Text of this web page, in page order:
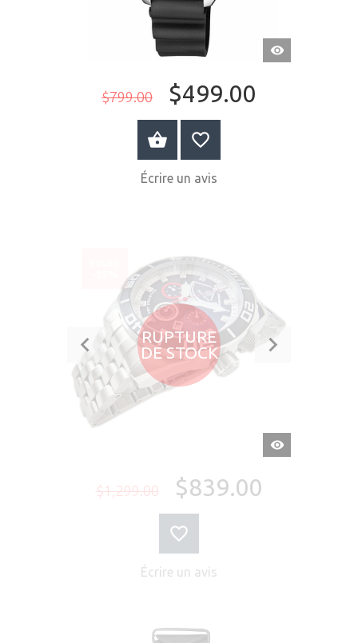
APERÇU
RAPIDE
$799.00 $499.00
ACHETER MAINTENANT
Écrire un avis
RUPTURE
DE STOCK
APERÇU
RAPIDE
$1,299.00 $839.00
Écrire un avis